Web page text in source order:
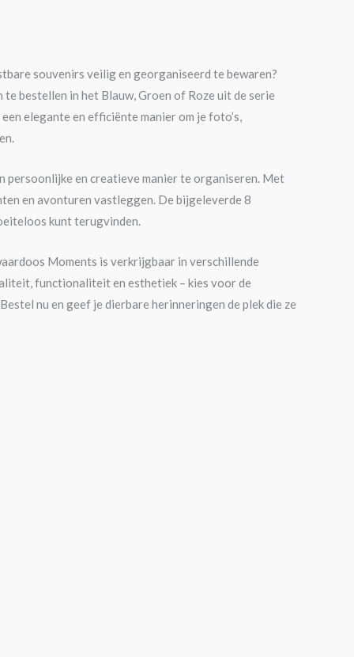
souvenirs veilig en georganiseerd te bewaren?
bestellen in het Blauw, Groen of Roze uit de serie
elegante en efficiënte manier om je foto’s,
persoonlijke en creatieve manier te organiseren. Met
en avonturen vastleggen. De bijgeleverde 8
kunt terugvinden.
Moments is verkrijgbaar in verschillende
functionaliteit en esthetiek – kies voor de
nu en geef je dierbare herinneringen de plek die ze